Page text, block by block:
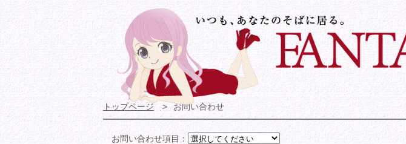
トップページ お問い合わせ
お問い合わせ項目：